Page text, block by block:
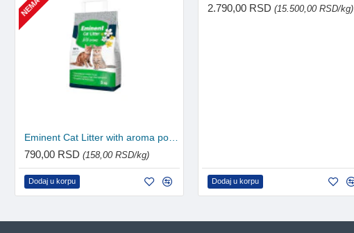
Eminent Cat Litter with aroma posip za mačke 5kg
790,00 RSD (158,00 RSD/kg)
Dodaj u korpu
2.790,00 RSD(15.500,00 RSD/kg)
Dodaj u korpu